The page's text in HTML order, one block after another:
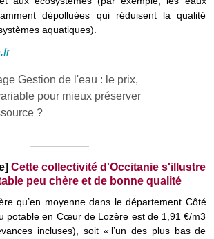
dépolluées qui réduisent la qualité
aquatiques).
Cette collectivité d'Occitanie s'illustre
peu chère et de bonne qualité
qu’en moyenne dans le département Côté
potable en Cœur de Lozère est de 1,91 €/m3
incluses), soit « l’un des plus bas de